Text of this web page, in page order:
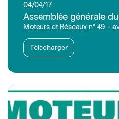
04/04/17
Assemblée générale
Moteurs et Réseaux n° 49 -
Télécharger